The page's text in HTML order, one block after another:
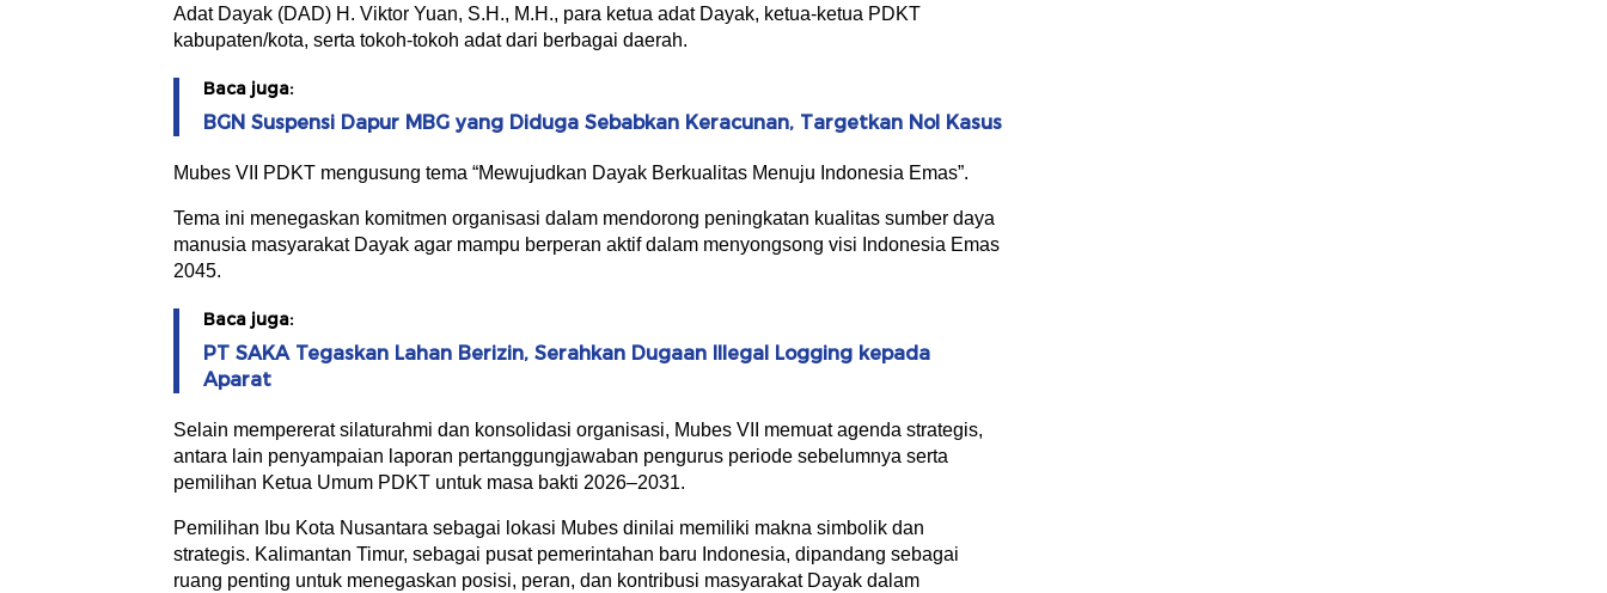
Adat Dayak (DAD) H. Viktor Yuan, S.H., M.H., para ketua adat Dayak, ketua-ketua PDKT
kabupaten/kota, serta tokoh-tokoh adat dari berbagai daerah.
Baca juga:
BGN Suspensi Dapur MBG yang Diduga Sebabkan Keracunan, Targetkan Nol Kasus
Mubes VII PDKT mengusung tema “Mewujudkan Dayak Berkualitas Menuju Indonesia Emas”.
Tema ini menegaskan komitmen organisasi dalam mendorong peningkatan kualitas sumber daya
manusia masyarakat Dayak agar mampu berperan aktif dalam menyongsong visi Indonesia Emas
2045.
Baca juga:
PT SAKA Tegaskan Lahan Berizin, Serahkan Dugaan Illegal Logging kepada
Aparat
Selain mempererat silaturahmi dan konsolidasi organisasi, Mubes VII memuat agenda strategis,
antara lain penyampaian laporan pertanggungjawaban pengurus periode sebelumnya serta
pemilihan Ketua Umum PDKT untuk masa bakti 2026–2031.
Pemilihan Ibu Kota Nusantara sebagai lokasi Mubes dinilai memiliki makna simbolik dan
strategis. Kalimantan Timur, sebagai pusat pemerintahan baru Indonesia, dipandang sebagai
ruang penting untuk menegaskan posisi, peran, dan kontribusi masyarakat Dayak dalam